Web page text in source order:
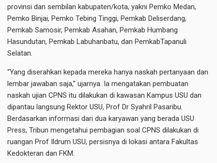
provinsi dan sembilan kabupaten/kota, yakni Pemko Medan,
Pemko Binjai, Pemko Tebing Tinggi, Pemkab Deliserdang,
Pemkab Samosir, Pemkab Asahan, Pemkab Humbang
Hasundutan, Pemkab Labuhanbatu, dan PemkabTapanuli
Selatan.
“Yang diserahkan kepada mereka hanya naskah pertanyaan dan
lembar jawaban saja,” ujarnya. Ia mengatakan pembuatan
naskah ujian CPNS itu dilakukan di kawasan Kampus USU dan
dipantau langsung Rektor USU, Prof Dr Syahril Pasaribu.
Berdasarkan informasi dari dua karyawan yang berada USU
Press, Tribun mengetahui pembagian soal CPNS dilakukan di
ruangan Prof Ildrum USU, persisnya di lokasi antara Fakultas
Kedokteran dan FKM.